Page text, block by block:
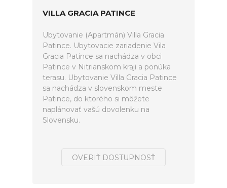
VILLA GRACIA PATINCE
Ubytovanie (Apartmán) Villa Gracia
Patince. Ubytovacie zariadenie Vila
Gracia Patince sa nachádza v obci
Patince v Nitrianskom kraji a ponúka
terasu. Ubytovanie Villa Gracia Patince
sa nachádza v slovenskom meste
Patince, do ktorého si môžete
naplánovať vašú dovolenku na
Slovensku.
OVERIŤ DOSTUPNOSŤ